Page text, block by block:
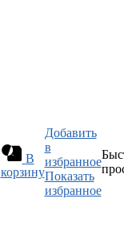
В
корзину
Добавить
в
избранное
Показать
избранное